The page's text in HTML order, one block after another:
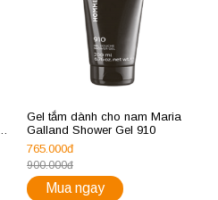
Gel tắm dành cho nam Maria
Galland Shower Gel 910
765.000đ
900.000đ
Mua ngay